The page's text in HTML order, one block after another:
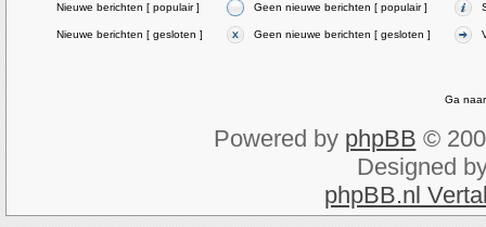
Nieuwe berichten [ populair ] Geen nieuwe berichten [ populair ]
Nieuwe berichten [ gesloten ] Geen nieuwe berichten [ gesloten ]
Ga
Powered by phpBB ©
Designed
phpBB.nl